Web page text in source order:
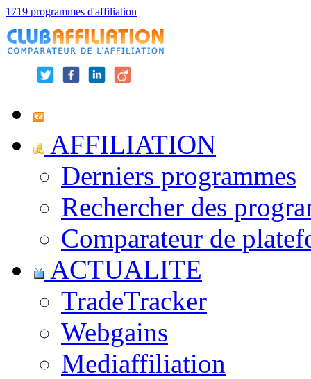
1719 programmes d'affiliation
AFFILIATION
Derniers programmes
Rechercher des
Comparateur de
ACTUALITE
TradeTracker
Webgains
Mediaffiliation